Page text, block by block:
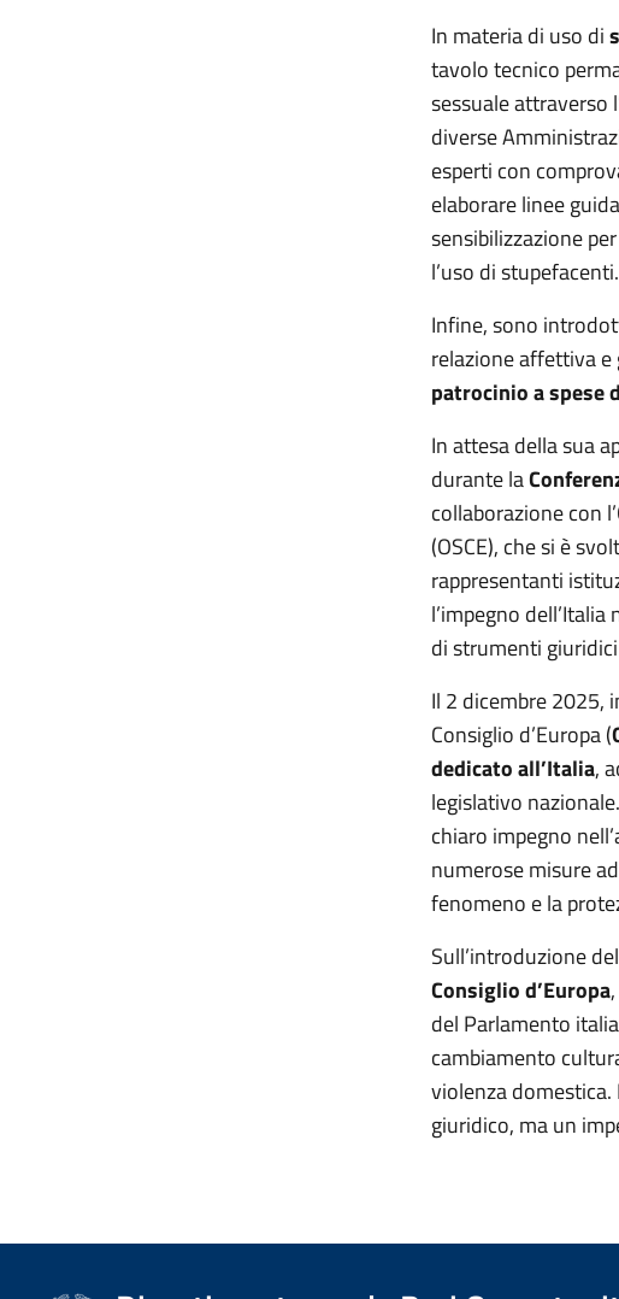
In materia di uso di
tavolo tecnico
sessuale attraverso
diverse
esperti con
elaborare linee
sensibilizzazione
l’uso di stupefacenti.
Infine, sono
relazione affettiva e
patrocinio a spese
In attesa della sua
durante la
collaborazione con
(OSCE), che si è
rappresentanti
l’impegno
di strumenti
Il 2 dicembre 2025,
Consiglio d’Europa (
dedicato all’Italia,
legislativo
chiaro impegno
numerose misure
fenomeno e la
Sull’introduzione
Consiglio d’Europa
del Parlamento
cambiamento
violenza
giuridico, ma un